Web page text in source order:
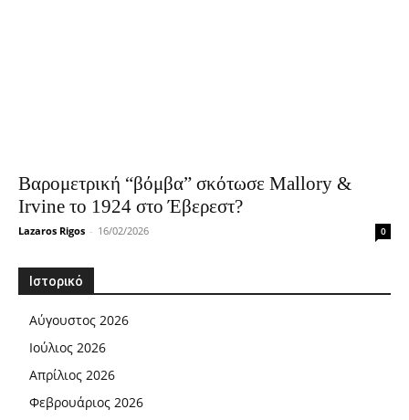
Βαρομετρική “βόμβα” σκότωσε Mallory &
Irvine το 1924 στο Έβερεστ?
Lazaros Rigos - 16/02/2026 0
Ιστορικό
Αύγουστος 2026
Ιούλιος 2026
Απρίλιος 2026
Φεβρουάριος 2026